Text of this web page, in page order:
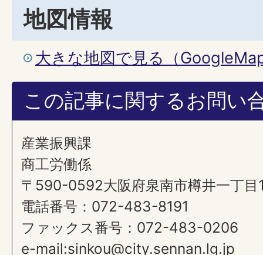
地図情報
大きな地図で見る（
この記事に関するお問い
産業振興課
商工労働係
〒590-0592大阪府泉南市樽井一丁目
電話番号：072-483-8191
ファックス番号：072-483-0206
e-mail:sinkou@city.sennan.lg.jp